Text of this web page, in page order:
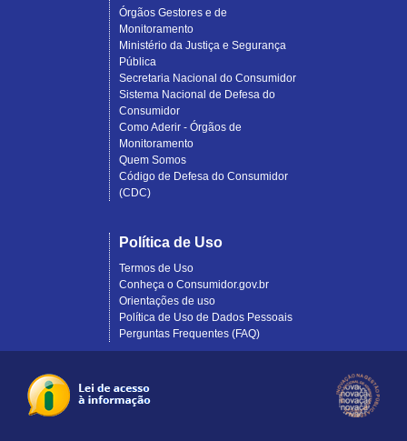
Órgãos Gestores e de
Monitoramento
Ministério da Justiça e Segurança
Pública
Secretaria Nacional do Consumidor
Sistema Nacional de Defesa do
Consumidor
Como Aderir - Órgãos de
Monitoramento
Quem Somos
Código de Defesa do Consumidor
(CDC)
Política de Uso
Termos de Uso
Conheça o Consumidor.gov.br
Orientações de uso
Política de Uso de Dados Pessoais
Perguntas Frequentes (FAQ)